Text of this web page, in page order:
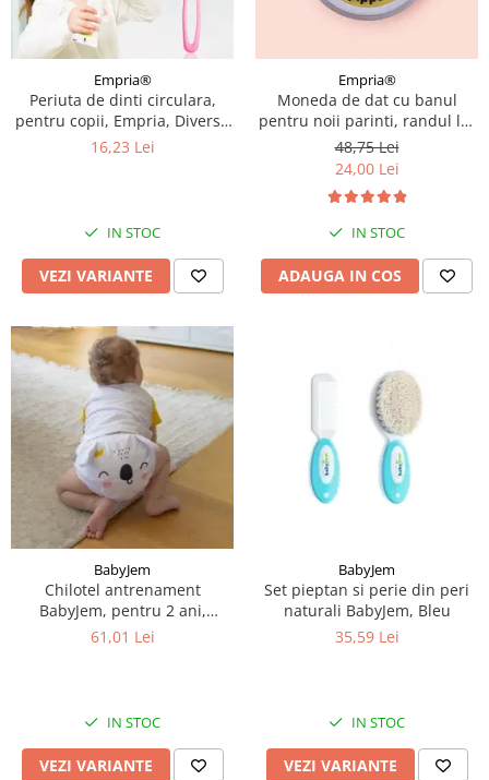
Empria®
Periuta de dinti circulara,
pentru copii, Empria, Diverse
culori
16,23 Lei
IN STOC
VEZI VARIANTE
Empria®
Moneda de dat cu banul
pentru noii parinti, randul lui
Mami sau al lui Tati, cadou
amuzant proaspetii parinti,
Empria, engleza
48,75 Lei
24,00 Lei
IN STOC
ADAUGA IN COS
BabyJem
Chilotel antrenament
BabyJem, pentru 2 ani,
Diverse culori
61,01 Lei
IN STOC
VEZI VARIANTE
BabyJem
Set pieptan si perie din peri
naturali BabyJem, Bleu
35,59 Lei
IN STOC
VEZI VARIANTE